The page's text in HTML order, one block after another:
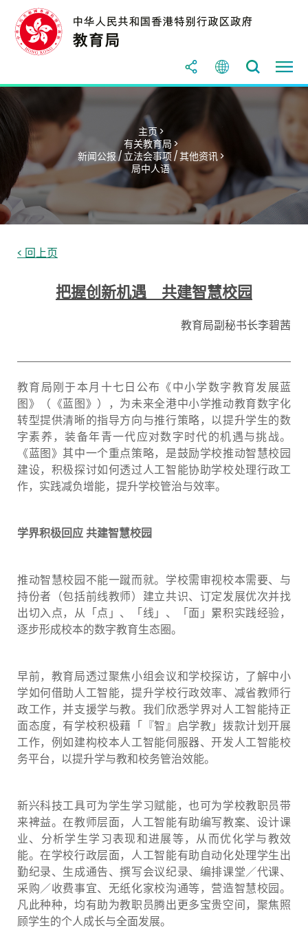
主页 >
有关教育局 >
新闻公报 / 立法会事项 / 其他资讯 >
局中人语
< 回上页
把握创新机遇 共建智慧校园
教育局副秘书长李碧茜
教育局刚于本月十七日公布《中小学数字教育发展蓝
图》（《蓝图》），为未来全港中小学推动教育数字化
转型提供清晰的指导方向与推行策略，以提升学生的数
字素养，装备年青一代应对数字时代的机遇与挑战。
《蓝图》其中一个重点策略，是鼓励学校推动智慧校园
建设，积极探讨如何透过人工智能协助学校处理行政工
作，实践减负增能，提升学校管治与效率。
学界积极回应共建智慧校园
推动智慧校园不能一蹴而就。学校需审视校本需要、与
持份者（包括前线教师）建立共识、订定发展优次并找
出切入点，从「点」、「线」、「面」累积实践经验，
逐步形成校本的数字教育生态圈。
早前，教育局透过聚焦小组会议和学校探访，了解中小
学如何借助人工智能，提升学校行政效率、减省教师行
政工作，并支援学与教。我们欣悉学界对人工智能持正
面态度，有学校积极藉「『智』启学教」拨款计划开展
工作，例如建构校本人工智能伺服器、开发人工智能校
务平台，以提升学与教和校务管治效能。
新兴科技工具可为学生学习赋能，也可为学校教职员带
来裨益。在教师层面，人工智能有助编写教案、设计课
业、分析学生学习表现和进展等，从而优化学与教效
能。在学校行政层面，人工智能有助自动化处理学生出
勤纪录、生成通告、撰写会议纪录、编排课堂／代课、
采购／收费事宜、无纸化家校沟通等，营造智慧校园。
凡此种种，均有助为教职员腾出更多宝贵空间，聚焦照
顾学生的个人成长与全面发展。